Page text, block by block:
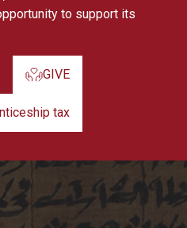
to support its
GIVE
tax